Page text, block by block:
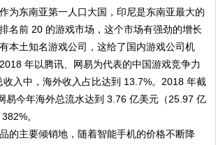
为东南亚第一人口大国，印尼是东南亚最大的
名前 20 的游戏市场，这个市场有强劲的增长
本土知名游戏公司，这给了国内游戏公司机
年以腾讯、网易为代表的中国游戏竞争力
收入中，海外收入占比达到 13.7%。2018 年截
易今年海外总流水达到 3.76 亿美元（25.97 亿
。
的主要倾销地，随着智能手机的价格不断降